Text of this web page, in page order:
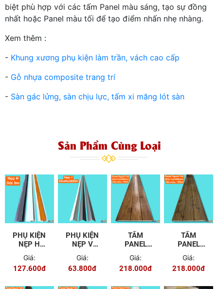
biệt phù hợp với các tấm Panel màu sáng, tạo sự đồng
nhất hoặc Panel màu tối để tạo điểm nhấn nhẹ nhàng.
Xem thêm :
- Khung xương phụ kiện làm trần, vách cao cấp
- Gỗ nhựa composite trang trí
- Sàn gác lửng, sàn chịu lực, tấm xi măng lót sàn
Sản Phẩm Cùng Loại
PHỤ KIỆN
NẸP H
PANEL
NGOÀI
TRỜI
Giá:
127.600đ
PHỤ KIỆN
NẸP V
PANEL
NGOÀI
TRỜI
Giá:
63.800đ
TẤM
PANEL
NGOÀI
TRỜI
TTP06
Giá:
218.000đ
TẤM
PANEL
NGOÀI
TRỜI
TTP04
Giá:
218.000đ